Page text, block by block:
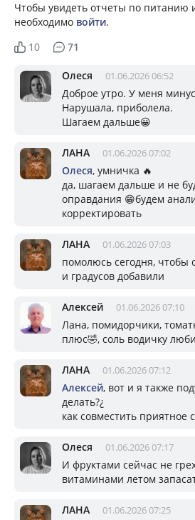
Чтобы увидеть отчеты по питанию
необходимо войти.
10
71
Олеся 01.06.2026 06:52
Доброе утро. У меня
Нарушала, приболела.
Шагаем дальше😀
ЛАНА 01.06.2026 07:02
Олеся, умничка 🔥
да, шагаем дальше и не
оправдания 😁будем
корректировать
ЛАНА 01.06.2026 07:03
помолюсь сегодня,
и градусов добавили
Алексей 01.06.2026 07:10
Лана, помидорчики,
плюс🤣, соль водичку
ЛАНА 01.06.2026 07:12
Алексей, вот и я также
делать?¿
как совместить приятное
Олеся 01.06.2026 07:17
И фруктами сейчас не
витаминами летом
ЛАНА 01.06.2026 07:25